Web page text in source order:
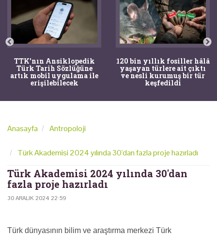
TTK'nın Ansiklopedik
Türk Tarih Sözlüğüne
artık mobil uygulama ile
erişilebilecek
120 bin yıllık fosiller hâlâ
yaşayan türlere ait çıktı
ve nesli kurumuş bir tür
keşfedildi
Anasayfa Antropoloji
Türk Akademisi 2024 yılında 30'dan fazla proje hazırladı
Türk Akademisi 2024 yılında 30'dan
fazla proje hazırladı
30 ARALIK 2024 22:59
Türk dünyasının bilim ve araştırma merkezi Türk